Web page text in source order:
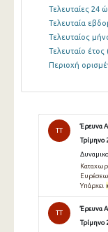
Τελευταίες 24
Τελευταία
Τελευταίος
Τελευταίο έτος
Περιοχή
TT
Έρευνα
Τρίμηνο
Yπάρχει
TT
Έρευνα
Τρίμηνο